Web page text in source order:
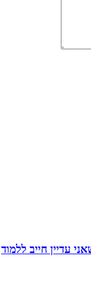
עדיין חייב ללמוד